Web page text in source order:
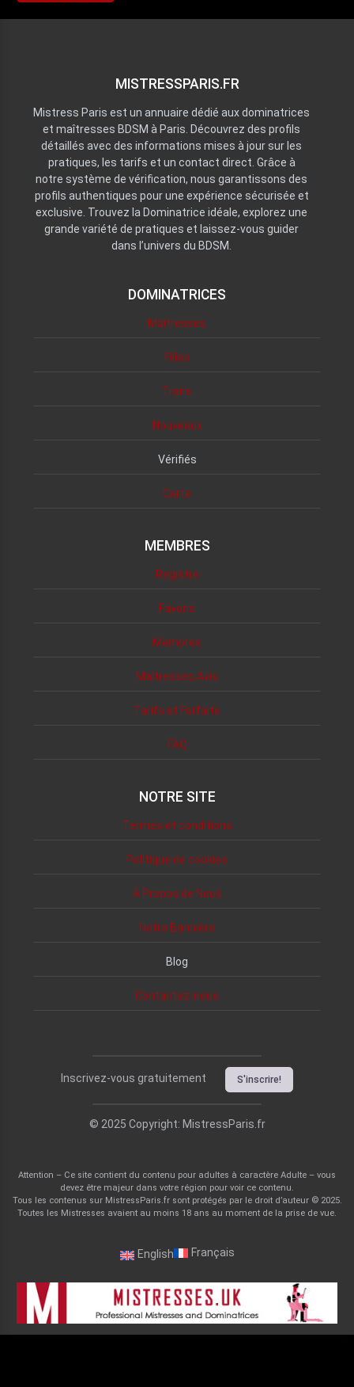
MISTRESSPARIS.FR
Mistress Paris est un annuaire dédié aux dominatrices
et maîtresses BDSM à Paris. Découvrez des profils
détaillés avec des informations mises à jour sur les
pratiques, les tarifs et un contact direct. Grâce à
notre système de vérification, nous garantissons des
profils authentiques pour une expérience sécurisée et
exclusive. Trouvez la Dominatrice idéale, explorez une
grande variété de pratiques et laissez-vous guider
dans l’univers du BDSM.
DOMINATRICES
Maîtresses
Filles
Trans
Nouveaux
Vérifiés
Carte
MEMBRES
Registre
Favoris
Membres
Maîtresses Avis
Tarifs et Forfaits
FAQ
NOTRE SITE
Termes et conditions
Politique de cookies
À Propos de Nous
Notre Bannière
Blog
Contactez-nous
Inscrivez-vous gratuitement S'inscrire!
© 2025 Copyright: MistressParis.fr
Attention – Ce site contient du contenu pour adultes à caractère Adulte – vous
devez être majeur dans votre région pour voir ce contenu.
Tous les contenus sur MistressParis.fr sont protégés par le droit d’auteur © 2025.
Toutes les Mistresses avaient au moins 18 ans au moment de la prise de vue.
English Français